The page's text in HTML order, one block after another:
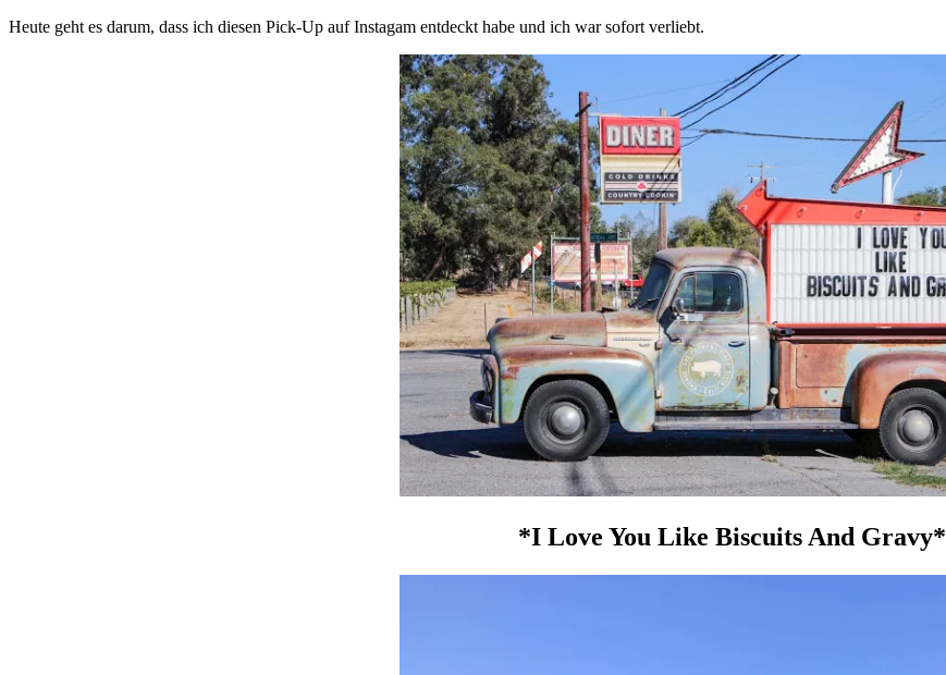
Heute geht es darum, dass ich diesen Pick-Up auf Instagam entdeckt habe und ich war sofort verliebt.
*I Love You Like Biscuits And Gravy*